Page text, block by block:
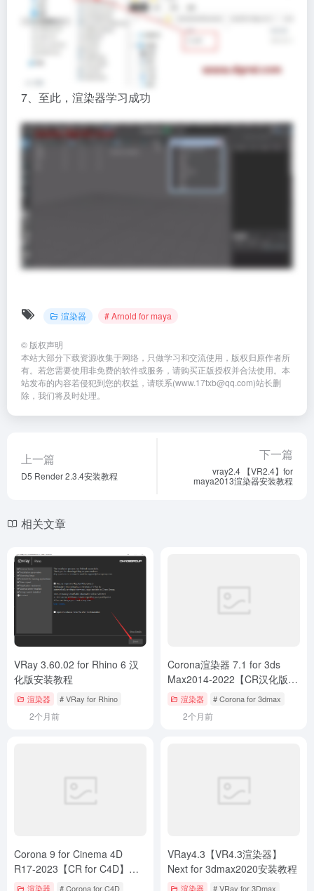
7、至此，渲染器学习成功
渲染器 # Arnold for maya
© 版权声明
本站大部分下载资源收集于网络，只做学习和交流使用，版权归原作者所
有。若您需要使用非免费的软件或服务，请购买正版授权并合法使用。本
站发布的内容若侵犯到您的权益，请联系(www.17txb@qq.com)站长删
除，我们将及时处理。
上一篇
D5 Render 2.3.4安装教程
下一篇
vray2.4 【VR2.4】for
maya2013渲染器安装教程
相关文章
VRay 3.60.02 for Rhino 6 汉
化版安装教程
渲染器 # VRay for Rhino
2个月前
Corona渲染器 7.1 for 3ds
Max2014-2022【CR汉化版】
安装教程
渲染器 # Corona for 3dmax
2个月前
Corona 9 for Cinema 4D
R17-2023【CR for C4D】安
装教程
渲染器 # Corona for C4D
VRay4.3【VR4.3渲染器】
Next for 3dmax2020安装教程
渲染器 # VRay for 3Dmax